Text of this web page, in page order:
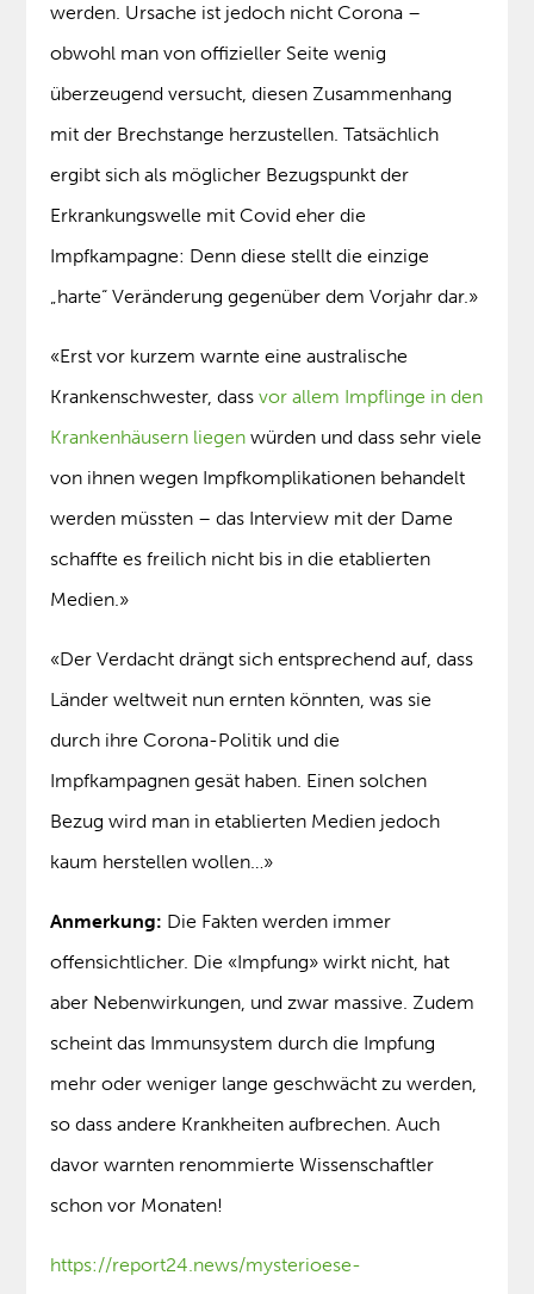
werden. Ursache ist jedoch nicht Corona –
obwohl man von offizieller Seite wenig
überzeugend versucht, diesen Zusammenhang
mit der Brechstange herzustellen. Tatsächlich
ergibt sich als möglicher Bezugspunkt der
Erkrankungswelle mit Covid eher die
Impfkampagne: Denn diese stellt die einzige
„harte“ Veränderung gegenüber dem Vorjahr dar.»
«Erst vor kurzem warnte eine australische
Krankenschwester, dassvor allem Impflinge in den
Krankenhäusern liegen würden und dass sehr viele
von ihnen wegen Impfkomplikationen behandelt
werden müssten – das Interview mit der Dame
schaffte es freilich nicht bis in die etablierten
Medien.»
«Der Verdacht drängt sich entsprechend auf, dass
Länder weltweit nun ernten könnten, was sie
durch ihre Corona-Politik und die
Impfkampagnen gesät haben. Einen solchen
Bezug wird man in etablierten Medien jedoch
kaum herstellen wollen…»
Anmerkung: Die Fakten werden immer
offensichtlicher. Die «Impfung» wirkt nicht, hat
aber Nebenwirkungen, und zwar massive. Zudem
scheint das Immunsystem durch die Impfung
mehr oder weniger lange geschwächt zu werden,
so dass andere Krankheiten aufbrechen. Auch
davor warnten renommierte Wissenschaftler
schon vor Monaten!
https://report24.news/mysterioese-